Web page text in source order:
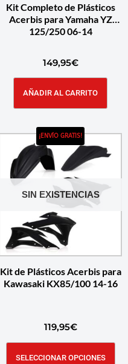
Kit Completo de Plásticos
Acerbis para Yamaha YZ
125/250 06-14
149,95€
AÑADIR AL CARRITO
SIN EXISTENCIAS
¡ENVÍO GRATIS!
Kit de Plásticos Acerbis para
Kawasaki KX85/100 14-16
119,95€
SELECCIONAR OPCIONES